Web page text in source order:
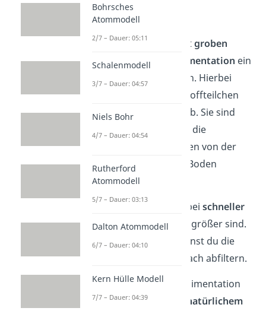
Sedimentation
Bei Suspensionen mitgroben
Partikeln ist die
Sedimentation ein
gutes Trennverfahren. Hierbei
setzen sich die Feststoffteilchen
einfach mit der Zeit ab. Sie sind
nämlich schwerer als die
Flüssigkeit und werden von der
Gravitation
auf den Boden
gezogen.
Der Prozess läuft dabei schneller
ab, wenn die Partikel größer sind.
Nach einiger Zeit kannst du die
Flüssigkeit dann einfach abfiltern.
Generell läuft die Sedimentation
ohne Hilfsmittel auf
natürlichem
Bohrsches
Atommodell
2/7 – Dauer: 05:11
Schalenmodell
3/7 – Dauer: 04:57
Niels Bohr
4/7 – Dauer: 04:54
Rutherford
Atommodell
5/7 – Dauer: 03:13
Dalton Atommodell
6/7 – Dauer: 04:10
Kern Hülle Modell
7/7 – Dauer: 04:39